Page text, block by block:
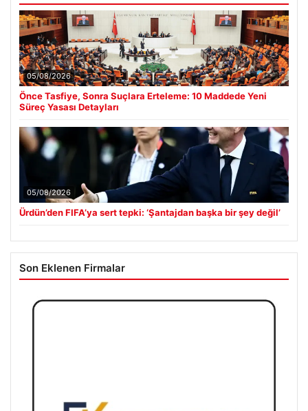
05/08/2026
Önce Tasfiye, Sonra Suçlara Erteleme: 10 Maddede Yeni
Süreç Yasası Detayları
05/08/2026
Ürdün’den FIFA’ya sert tepki: ‘Şantajdan başka bir şey değil’
Son Eklenen Firmalar